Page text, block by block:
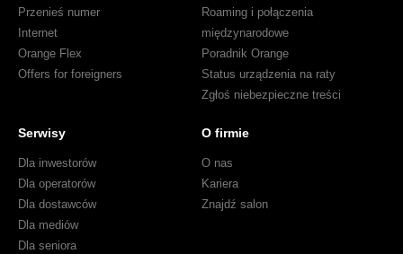
Przenieś numer
Internet
Orange Flex
Offers for foreigners
Roaming i połączenia
międzynarodowe
Poradnik Orange
Status urządzenia na raty
Zgłoś niebezpieczne treści
Serwisy
Dla inwestorów
Dla operatorów
Dla dostawców
Dla mediów
Dla seniora
O firmie
O nas
Kariera
Znajdź salon